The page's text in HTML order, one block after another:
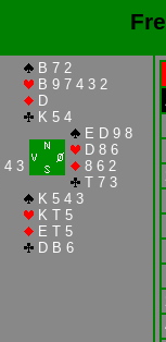
B 7 2
B 9 7 4 3 2
D
K 5 4
3
E D 9 8
D 8 6
8 6 2
T 7 3
K 5 4 3
K T 5
E T 5
D B 6